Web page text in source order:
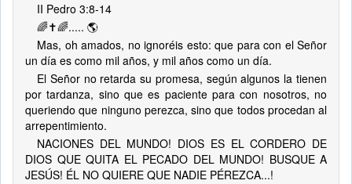
II Pedro 3:8-14
🌈✝️🌈..... 🌎
Mas, oh amados, no ignoréis esto: que para con el Señor
un día es como mil años, y mil años como un día.
El Señor no retarda su promesa, según algunos la tienen
por tardanza, sino que es paciente para con nosotros, no
queriendo que ninguno perezca, sino que todos procedan al
arrepentimiento.
NACIONES DEL MUNDO! DIOS ES EL CORDERO DE
DIOS QUE QUITA EL PECADO DEL MUNDO! BUSQUE A
JESÚS! ÉL NO QUIERE QUE NADIE PÉREZCA...!